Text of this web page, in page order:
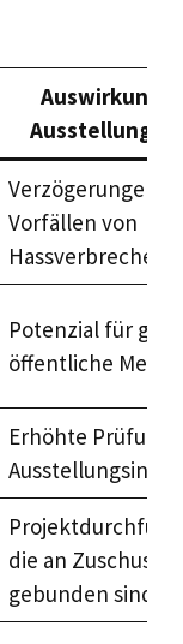
Verzögerungen
Vorfällen von
Hassverbrechen
Potenzial für
öffentliche
Erhöhte Prüfung
die an
gebunden sind